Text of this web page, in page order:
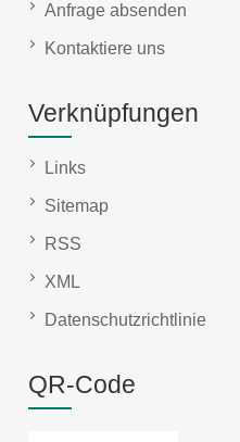
Anfrage absenden
Kontaktiere uns
Verknüpfungen
Links
Sitemap
RSS
XML
Datenschutzrichtlinie
QR-Code